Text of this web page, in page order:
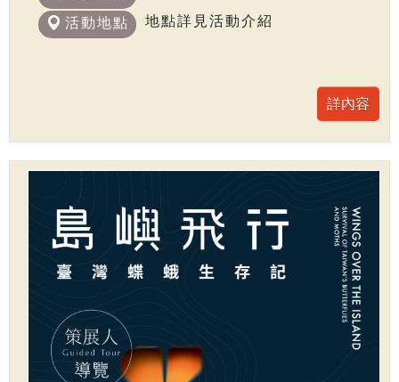
活動地點
地點詳見活動介紹